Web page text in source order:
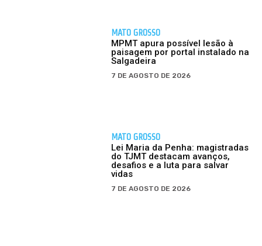
MATO GROSSO
MPMT apura possível lesão à
paisagem por portal instalado na
Salgadeira
7 DE AGOSTO DE 2026
MATO GROSSO
Lei Maria da Penha: magistradas
do TJMT destacam avanços,
desafios e a luta para salvar
vidas
7 DE AGOSTO DE 2026